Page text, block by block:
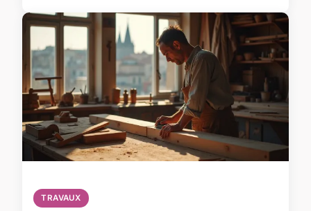
TRAVAUX